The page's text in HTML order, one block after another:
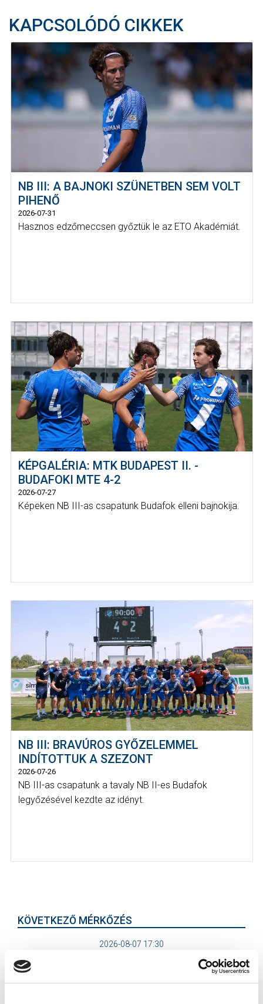
KAPCSOLÓDÓ CIKKEK
NB III: A BAJNOKI SZÜNETBEN SEM VOLT
PIHENŐ
2026-07-31
Hasznos edzőmeccsen győztük le az ETO Akadémiát.
KÉPGALÉRIA: MTK BUDAPEST II. -
BUDAFOKI MTE 4-2
2026-07-27
Képeken NB III-as csapatunk Budafok elleni bajnokija.
NB III: BRAVÚROS GYŐZELEMMEL
INDÍTOTTUK A SZEZONT
2026-07-26
NB III-as csapatunk a tavaly NB II-es Budafok
legyőzésével kezdte az idényt.
KÖVETKEZŐ MÉRKŐZÉS
2026-08-07 17:30